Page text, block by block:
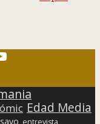
Edad Media